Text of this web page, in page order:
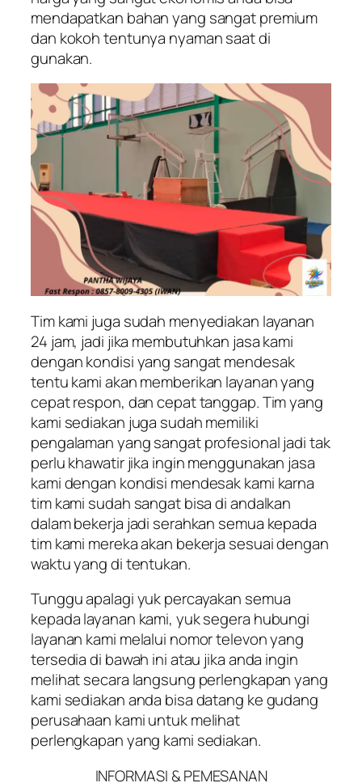
mendapatkan bahan yang sangat premium
dan kokoh tentunya nyaman saat di
gunakan.
Tim kami juga sudah menyediakan layanan
24 jam, jadi jika membutuhkan jasa kami
dengan kondisi yang sangat mendesak
tentu kami akan memberikan layanan yang
cepat respon, dan cepat tanggap. Tim yang
kami sediakan juga sudah memiliki
pengalaman yang sangat profesional jadi tak
perlu khawatir jika ingin menggunakan jasa
kami dengan kondisi mendesak kami karna
tim kami sudah sangat bisa di andalkan
dalam bekerja jadi serahkan semua kepada
tim kami mereka akan bekerja sesuai dengan
waktu yang di tentukan.
Tunggu apalagi yuk percayakan semua
kepada layanan kami, yuk segera hubungi
layanan kami melalui nomor televon yang
tersedia di bawah ini atau jika anda ingin
melihat secara langsung perlengkapan yang
kami sediakan anda bisa datang ke gudang
perusahaan kami untuk melihat
perlengkapan yang kami sediakan.
INFORMASI & PEMESANAN